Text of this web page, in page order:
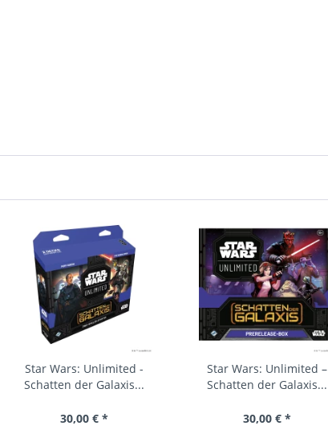
Star Wars: Unlimited -
Schatten der Galaxis...
30,00 € *
Star Wars: Unlimited –
Schatten der Galaxis...
30,00 € *